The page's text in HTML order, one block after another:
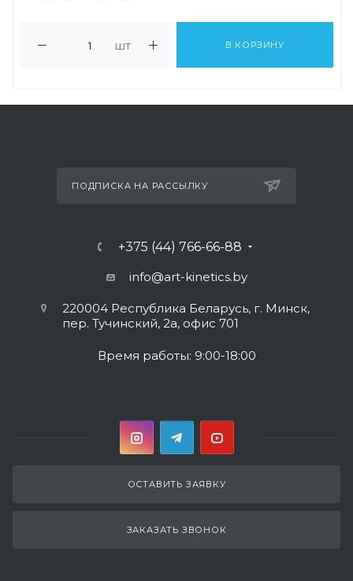
шт В КОРЗИНУ
ПОДПИСКА НА РАССЫЛКУ
+375 (44) 766-66-88
info@art-kinetics.by
220004 Республика Беларусь, г. Минск,
пер. Тучинский, 2а, офис 701
Время работы: 9:00-18:00
ОСТАВИТЬ ЗАЯВКУ
ЗАКАЗАТЬ ЗВОНОК